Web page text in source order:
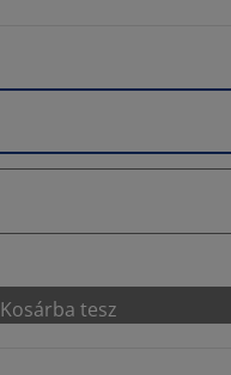
Kosárba tesz